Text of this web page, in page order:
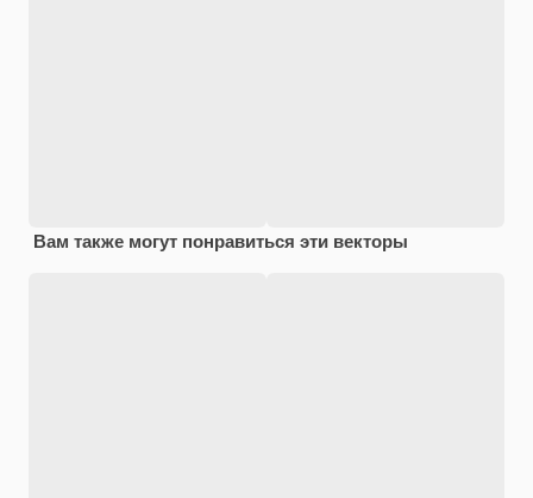
Вам также могут понравиться эти векторы